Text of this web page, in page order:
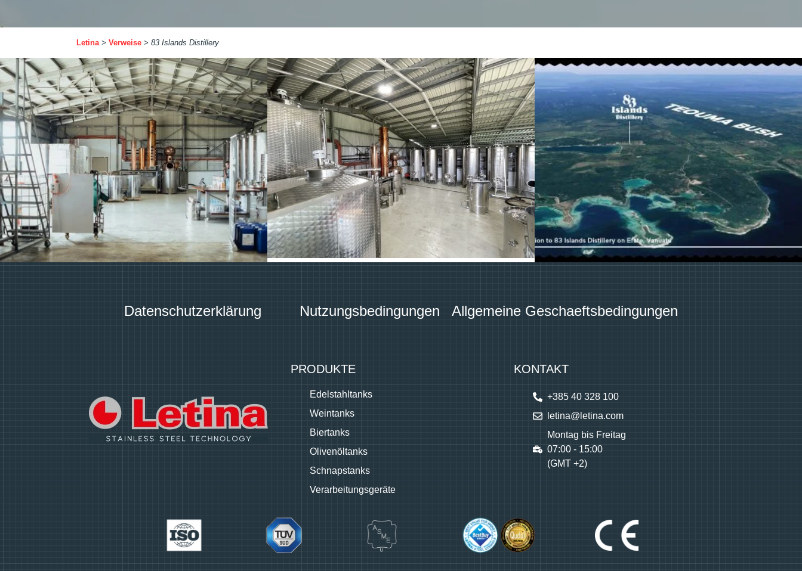
Letina> Verweise > 83 Islands Distillery
Datenschutzerklärung Nutzungsbedingungen Allgemeine Geschaeftsbedingungen
PRODUKTE
Edelstahltanks
Weintanks
Biertanks
Olivenöltanks
Schnapstanks
Verarbeitungsgeräte
KONTAKT
+385 40 328 100
letina@letina.com
Montag bis Freitag
07:00 - 15:00
(GMT +2)